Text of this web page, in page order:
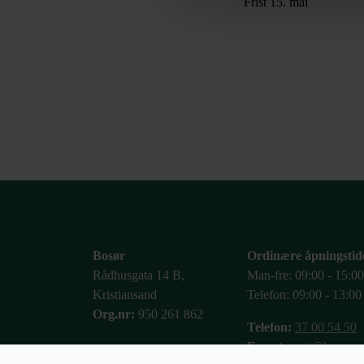
Bosør
Rådhusgata 14 B,
Kristiansand
Org.nr: 950 261 862
Ordinære
Man-fre: 09:00 - 15:00
Telefon: 09:00 - 13:00
Telefon: 37 00 54 50
E-post: